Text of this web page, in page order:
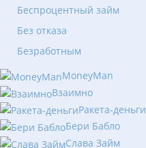
Беспроцентный займ
Без отказа
Безработным
MoneyMan
Взаимно
Ракета-деньги
Бери Бабло
Слава Займ